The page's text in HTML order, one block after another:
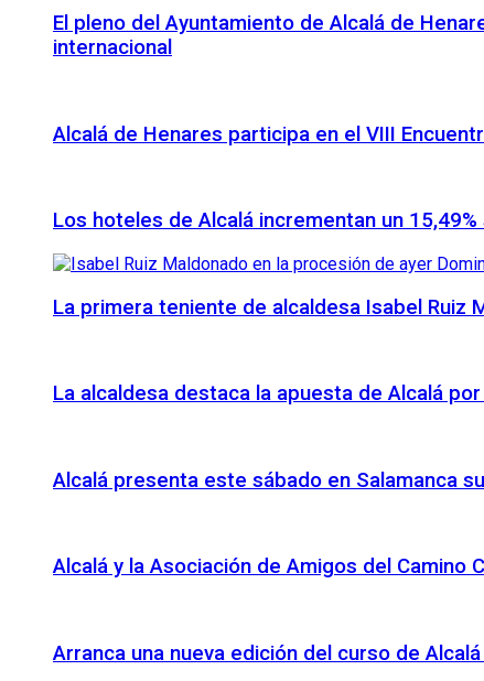
El pleno del Ayuntamiento de Alcalá de
internacional
Alcalá de Henares participa en el VIII
Los hoteles de Alcalá incrementan un
La primera teniente de alcaldesa Isabel Ruiz
La alcaldesa destaca la apuesta de Alcalá
Alcalá presenta este sábado en Salamanca
Alcalá y la Asociación de Amigos del
Arranca una nueva edición del curso de